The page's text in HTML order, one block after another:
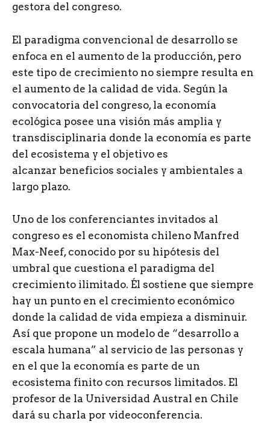
gestora del congreso.
El paradigma convencional de desarrollo se
enfoca en el aumento de la producción, pero
este tipo de crecimiento no siempre resulta en
el aumento de la calidad de vida. Según la
convocatoria del congreso, la economía
ecológica posee una visión más amplia y
transdisciplinaria donde la economía es parte
del ecosistema y el objetivo es
alcanzar beneficios sociales y ambientales a
largo plazo.
Uno de los conferenciantes invitados al
congreso es el economista chileno Manfred
Max-Neef, conocido por su hipótesis del
umbral que cuestiona el paradigma del
crecimiento ilimitado. Él sostiene que siempre
hay un punto en el crecimiento económico
donde la calidad de vida empieza a disminuir.
Así que propone un modelo de “desarrollo a
escala humana” al servicio de las personas y
en el que la economía es parte de un
ecosistema finito con recursos limitados. El
profesor de la Universidad Austral en Chile
dará su charla por videoconferencia.